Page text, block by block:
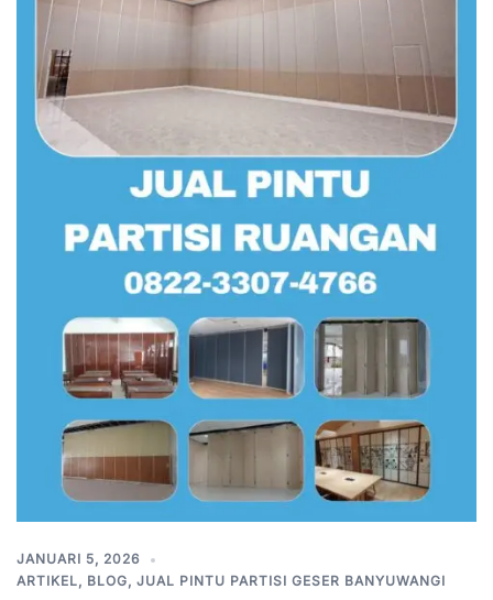
JANUARI 5, 2026
ARTIKEL, BLOG, JUAL PINTU PARTISI GESER BANYUWANGI